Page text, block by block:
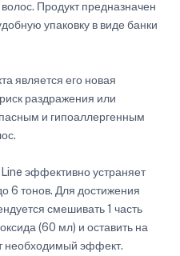
Продукт предназначен
упаковку в виде банки
является его новая
раздражения или
и гипоаллергенным
эффективно устраняет
6 тонов. Для достижения
смешивать 1 часть
(60 мл) и оставить на
необходимый эффект.